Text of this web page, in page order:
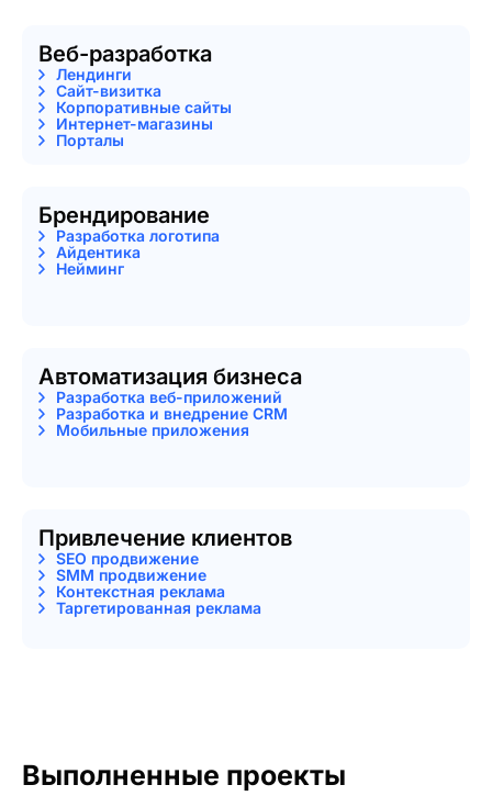
Веб-разработка
Лендинги
Сайт-визитка
Корпоративные сайты
Интернет-магазины
Порталы
Брендирование
Разработка логотипа
Айдентика
Нейминг
Автоматизация бизнеса
Разработка веб-приложений
Разработка и внедрение CRM
Мобильные приложения
Привлечение клиентов
SEO продвижение
SMM продвижение
Контекстная реклама
Таргетированная реклама
Выполненные проекты